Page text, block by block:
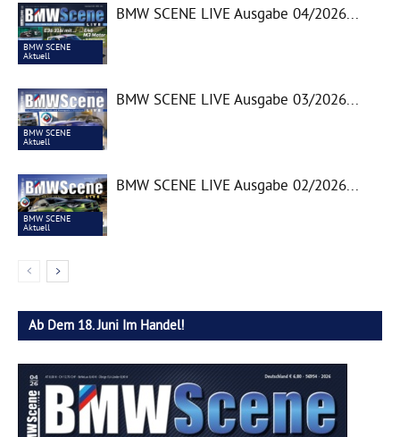
BMW SCENE
Aktuell
BMW SCENE LIVE Ausgabe 04/2026...
BMW SCENE
Aktuell
BMW SCENE LIVE Ausgabe 03/2026...
BMW SCENE
Aktuell
BMW SCENE LIVE Ausgabe 02/2026...
Ab Dem 18. Juni Im Handel!